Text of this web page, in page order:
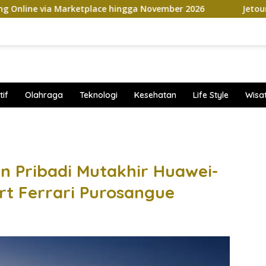
hingga November 2026 Jetour Bawa Empat
Olahraga Teknologi Kesehatan Life Style
Pribadi Mutakhir Huawei-
Ferrari Purosangue